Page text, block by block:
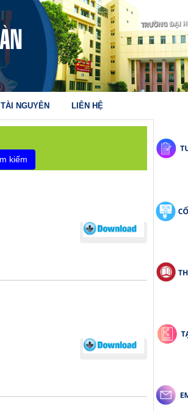
TÀI NGUYÊN LIÊN HỆ